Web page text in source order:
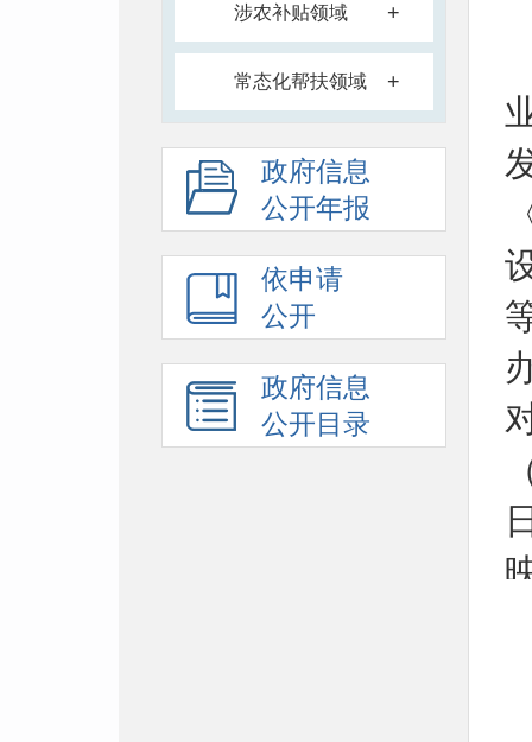
涉农补贴领域 +
常态化帮扶领域 +
政府信息
公开年报
依申请
公开
政府信息
公开目录